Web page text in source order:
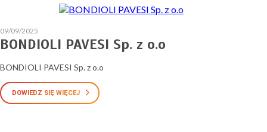
09/09/2025
BONDIOLI PAVESI Sp. z o.o
BONDIOLI PAVESI Sp. z o.o
DOWIEDZ SIĘ WIĘCEJ